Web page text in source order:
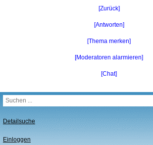
[Zurück]
[Antworten]
[Thema merken]
[Moderatoren alarmieren]
[Chat]
Detailsuche
Einloggen